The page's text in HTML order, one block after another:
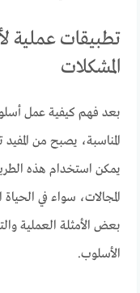
تطبيقات عملية
المشكلات
بعد فهم كيفية عمل
المناسبة، يصبح من
يمكن استخدام هذه
المجالات، سواء في
بعض الأمثلة العملية
الأسلوب.